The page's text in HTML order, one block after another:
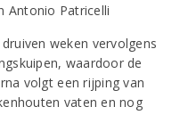
weken vervolgens
waardoor de
volgt een rijping van
vaten en nog